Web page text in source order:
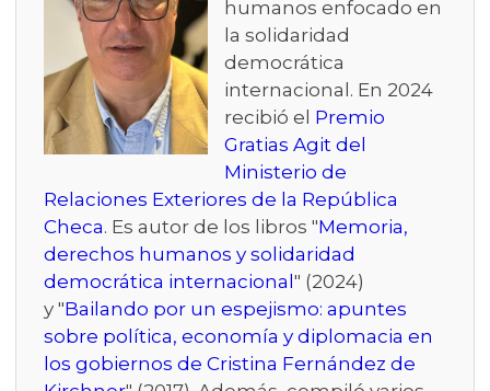
humanos enfocado en
la solidaridad
democrática
internacional. En 2024
recibió el Premio
Gratias Agit del
Ministerio de
Relaciones Exteriores de la República
Checa. Es autor de los libros "Memoria,
derechos humanos y solidaridad
democrática internacional " (2024)
y "Bailando por un espejismo: apuntes
sobre política, economía y diplomacia en
los gobiernos de Cristina Fernández de